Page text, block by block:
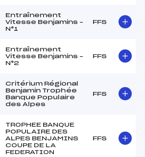
Entraînement
Vitesse Benjamins –
N°1
FFS
Entraînement
Vitesse Benjamins –
N°2
FFS
Critérium Régional
Benjamin Trophée
Banque Populaire
des Alpes
FFS
TROPHEE BANQUE
POPULAIRE DES
ALPES BENJAMINS
COUPE DE LA
FEDERATION
FFS